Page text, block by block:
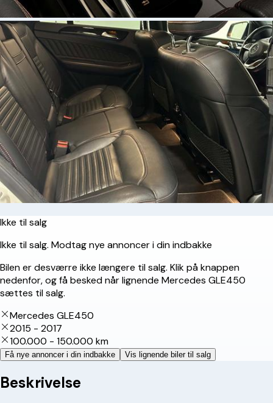
Ikke til salg
Ikke til salg. Modtag nye annoncer i din indbakke
Bilen er desværre ikke længere til salg. Klik på knappen
nedenfor, og få besked når lignende Mercedes GLE450
sættes til salg.
Mercedes GLE450
2015 - 2017
100.000 - 150.000 km
Få nye annoncer i din indbakke Vis lignende biler til salg
Beskrivelse